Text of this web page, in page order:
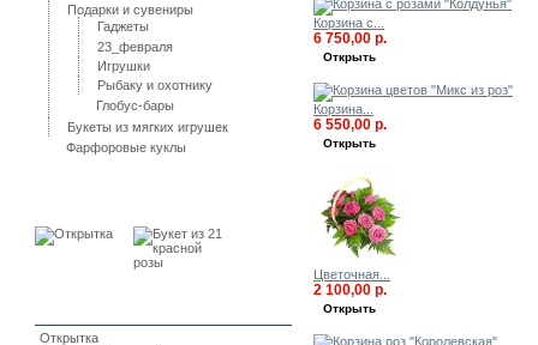
Корзина с...
6 750,00 р.
Открыть
Корзина...
6 550,00 р.
Открыть
Цветочная...
2 100,00 р.
Открыть
Подарки и сувениры
Гаджеты
23_февраля
Игрушки
Рыбаку и охотнику
Глобус-бары
Букеты из мягких игрушек
Фарфоровые куклы
Открытка